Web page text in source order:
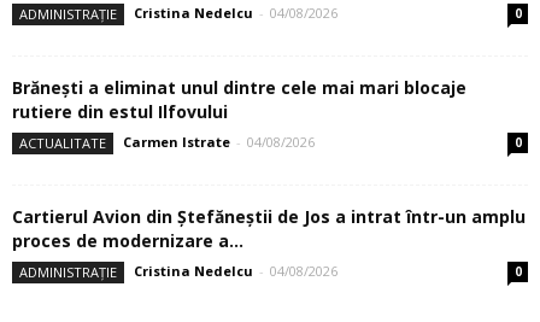
ADMINISTRAȚIE Cristina Nedelcu - 04/08/2026 0
Brănești a eliminat unul dintre cele mai mari blocaje
rutiere din estul Ilfovului
ACTUALITATE Carmen Istrate - 04/08/2026 0
Cartierul Avion din Ştefăneştii de Jos a intrat într-un amplu
proces de modernizare a...
ADMINISTRAȚIE Cristina Nedelcu - 04/08/2026 0